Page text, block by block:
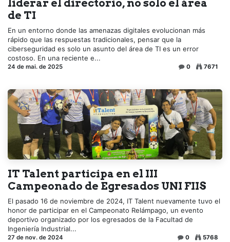
liderar el directorio, no solo el área
de TI
En un entorno donde las amenazas digitales evolucionan más
rápido que las respuestas tradicionales, pensar que la
ciberseguridad es solo un asunto del área de TI es un error
costoso. En una reciente e...
24 de mai. de 2025 0 7671
IT Talent participa en el III
Campeonado de Egresados UNI FIIS
El pasado 16 de noviembre de 2024, IT Talent nuevamente tuvo el
honor de participar en el Campeonato Relámpago, un evento
deportivo organizado por los egresados de la Facultad de
Ingeniería Industrial...
27 de nov. de 2024 0 5768